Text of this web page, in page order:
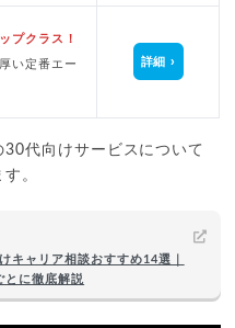
プクラス！
い定番エー
詳細
代向けサービスについて
。
キャリア相談おすすめ14選｜
とに徹底解説